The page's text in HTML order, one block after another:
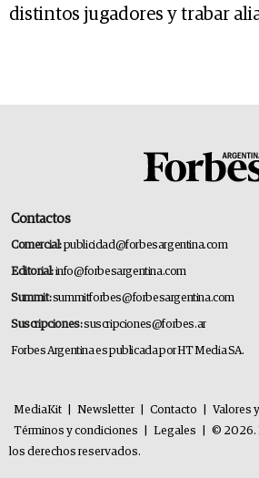
distintos jugadores y trabar
Contactos
Comercial:publicidad@forbesargentina.com
Editorial:info@forbesargentina.com
Summit:summitforbes@forbesargentina.com
Suscripciones:suscripciones@forbes.ar
Forbes Argentina es publicada por HT Media SA.
MediaKit Newsletter Contacto Valores
Términos y condiciones
Legales
© 2026.
los derechos reservados.